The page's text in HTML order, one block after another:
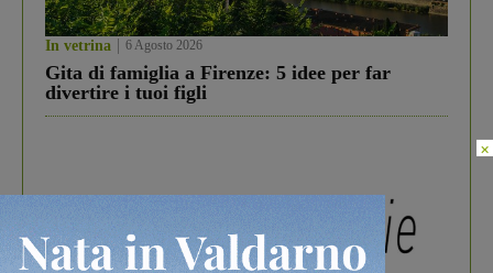
In vetrina 6 Agosto 2026
Gita di famiglia a Firenze: 5 idee per far
divertire i tuoi figli
×